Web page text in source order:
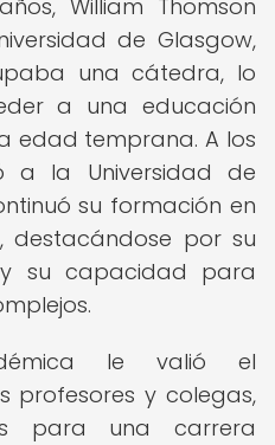
William Thomson
de Glasgow,
una cátedra, lo
a una educación
edad temprana. A los
a la Universidad de
su formación en
destacándose por su
su capacidad para
le valió el
profesores y colegas,
para una carrera